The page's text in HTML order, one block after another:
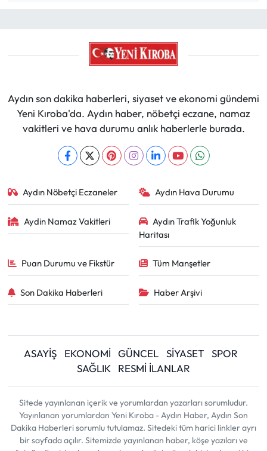
Aydın son dakika haberleri, siyaset ve ekonomi gündemi
Yeni Kıroba'da. Aydın haber, nöbetçi eczane, namaz
vakitleri ve hava durumu anlık haberlerle burada.
Aydın Nöbetçi Eczaneler Aydın Hava Durumu
Aydin Namaz Vakitleri
Aydın Trafik Yoğunluk
Haritası
Puan Durumu ve Fikstür Tüm Manşetler
Son Dakika Haberleri Haber Arşivi
ASAYİŞ EKONOMİ GÜNCEL SİYASET
SPOR
SAĞLIK
RESMİ İLANLAR
Sitede yayınlanan içerik ve yorumlardan yazarları sorumludur.
Yayınlanan yorumlardan Yeni Kıroba - Aydın Haber, Aydın Son
Dakika Haberleri sorumlu tutulamaz. Sitedeki tüm harici linkler ayrı
bir sayfada açılır. Sitemizde yayınlanan haber, köşe yazıları ve